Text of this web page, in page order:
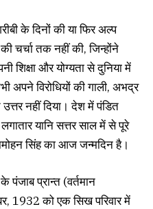
के दिनों की या फिर अल्प
चर्चा तक नहीं की, जिन्होंने
शिक्षा और योग्यता से दुनिया में
अपने विरोधियों की गाली, अभद्र
नहीं दिया। देश में पंडित
यानि सत्तर साल में से पूरे
सिंह का आज जन्मदिन है।
प्रान्त (वर्तमान
1932 को एक सिख परिवार में